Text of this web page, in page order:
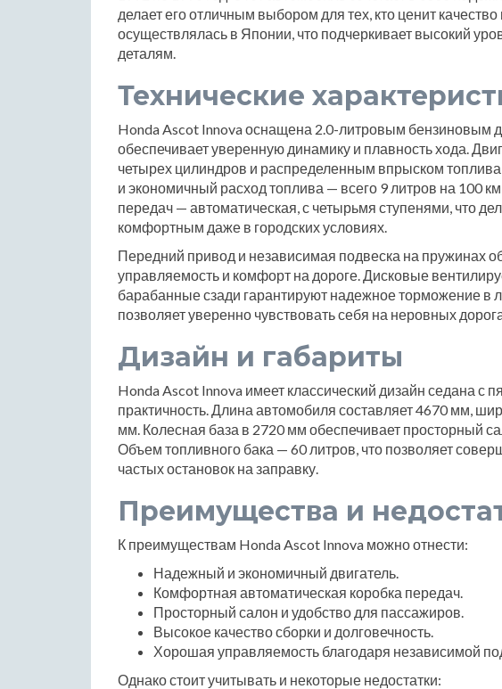
делает его отличным выбором для тех, кто ценит
осуществлялась в Японии, что подчеркивает высокий
деталям.
Технические
Honda Ascot Innova оснащена 2.0-литровым бензиновым
обеспечивает уверенную динамику и плавность хода.
четырех цилиндров и распределенным впрыском
и экономичный расход топлива — всего 9 литров на 100
передач — автоматическая, с четырьмя ступенями, что
комфортным даже в городских условиях.
Передний привод и независимая подвеска на пружинах
управляемость и комфорт на дороге. Дисковые
барабанные сзади гарантируют надежное торможение в
позволяет уверенно чувствовать себя на неровных
Дизайн и габариты
Honda Ascot Innova имеет классический дизайн седана с
практичность. Длина автомобиля составляет 4670 мм,
мм. Колесная база в 2720 мм обеспечивает просторный
Объем топливного бака — 60 литров, что позволяет
частых остановок на заправку.
Преимущества и
К преимуществам Honda Ascot Innova можно отнести:
Надежный и экономичный двигатель.
Комфортная автоматическая коробка передач.
Просторный салон и удобство для пассажиров.
Высокое качество сборки и долговечность.
Хорошая управляемость благодаря независимой
Однако стоит учитывать и некоторые недостатки: